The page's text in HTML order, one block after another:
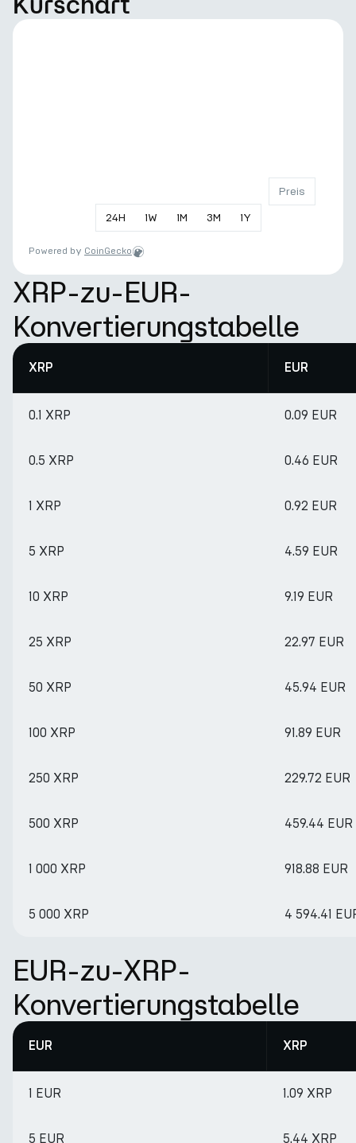
24H 1W 1M 3M 1Y
Preis
Powered by CoinGecko
XRP-zu-EUR-
Konvertierungstabelle
XRP EUR
0.1 XRP 0.09 EUR
0.5 XRP 0.46 EUR
1 XRP 0.92 EUR
5 XRP 4.59 EUR
10 XRP 9.19 EUR
25 XRP 22.97 EUR
50 XRP 45.94 EUR
100 XRP 91.89 EUR
250 XRP 229.72 EUR
500 XRP 459.44 EUR
1 000 XRP 918.88 EUR
5 000 XRP 4 594.41
EUR-zu-XRP-
Konvertierungstabelle
EUR XRP
1 EUR 1.09 XRP
5 EUR 5.44 XRP